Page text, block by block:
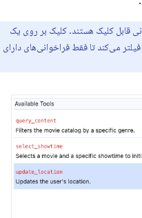
قابل کلیک هستند. کلیک بر روی یک
می‌کند تا فقط فراخوانی‌های دارای